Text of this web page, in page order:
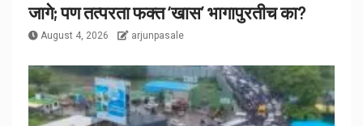
जागे; पण तत्परता फक्त ‘खास’ भागापुरतीच का?
August 4, 2026 arjunpasale